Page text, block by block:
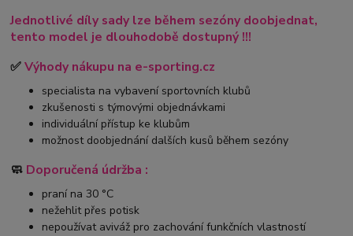
Jednotlivé díly sady lze během sezóny doobjednat,
tento model je dlouhodobě dostupný !!!
✅Výhody nákupu na e-sporting.cz
specialista na vybavení sportovních klubů
zkušenosti s týmovými objednávkami
individuální přístup ke klubům
možnost doobjednání dalších kusů během sezóny
🧼 Doporučená údržba :
praní na 30 °C
nežehlit přes potisk
nepoužívat aviváž pro zachování funkčních vlastností